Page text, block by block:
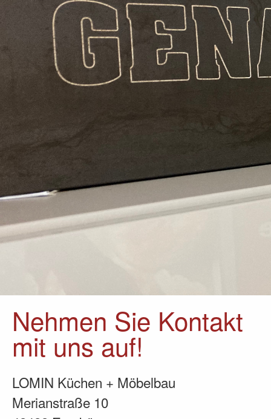
Nehmen Sie Kontakt
mit uns auf!
LOMIN Küchen + Möbelbau
Merianstraße 10